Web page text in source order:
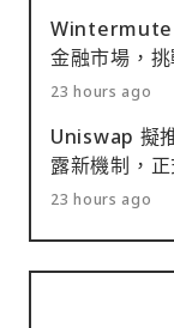
Wintermute
金融市場，
23 hours ago
Uniswap 擬
露新機制，
23 hours ago